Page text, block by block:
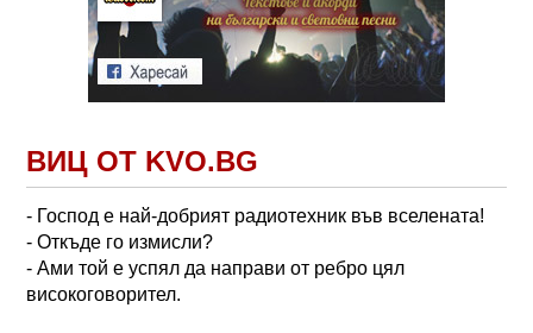
ВИЦ ОТ KVO.BG
- Господ е най-добрият радиотехник във вселената!
- Откъде го измисли?
- Ами той е успял да направи от ребро цял
високоговорител.